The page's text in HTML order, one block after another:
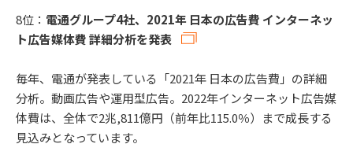
8位： 電通グループ4社、2021年 日本の広告費 インターネッ
ト広告媒体費 詳細分析を発表
毎年、電通が発表している「2021年 日本の広告費」の詳細
分析。動画広告や運用型広告。2022年インターネット広告媒
体費は、全体で2兆,811億円（前年比115.0％）まで成長する
見込みとなっています。